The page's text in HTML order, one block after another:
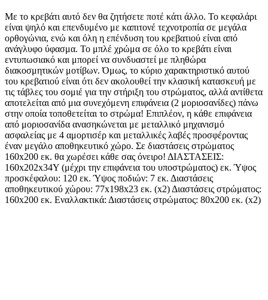
Με το κρεβάτι αυτό δεν θα ζητήσετε ποτέ κάτι άλλο. Το κεφαλάρι
είναι ψηλό και επενδυμένο με καπιτονέ τεχνοτροπία σε μεγάλα
ορθογώνια, ενώ και όλη η επένδυση του κρεβατιού είναι από
ανάγλυφο ύφασμα. Το μπλέ χρώμα σε όλο το κρεβάτι είναι
εντυπωσιακό και μπορεί να συνδυαστεί με πληθώρα
διακοσμητικών μοτίβων. Όμως, το κύριο χαρακτηριστικό αυτού
του κρεβατιού είναι ότι δεν ακολουθεί την κλασική κατασκευή με
τις τάβλες του σομιέ για την στήριξη του στρώματος, αλλά αντίθετα
αποτελείται από μια συνεχόμενη επιφάνεια (2 μοριοσανίδες) πάνω
στην οποία τοποθετείται το στρώμα! Επιπλέον, η κάθε επιφάνεια
από μοριοσανίδα ανασηκώνεται με μεταλλικό μηχανισμό
ασφαλείας με 4 αμορτισέρ και μεταλλικές λαβές προσφέροντας
έναν μεγάλο αποθηκευτικό χώρο. Σε διαστάσεις στρώματος
160x200 εκ. θα χωρέσει κάθε σας όνειρο! ΔΙΑΣΤΑΣΕΙΣ:
160x202x34Υ (μέχρι την επιφάνεια του υποστρώματος) εκ. Ύψος
προσκέφαλου: 120 εκ. Ύψος ποδιών: 7 εκ. Διαστάσεις
αποθηκευτικού χώρου: 77x198x23 εκ. (x2) Διαστάσεις στρώματος:
160x200 εκ. Εναλλακτικά: Διαστάσεις στρώματος: 80x200 εκ. (x2)